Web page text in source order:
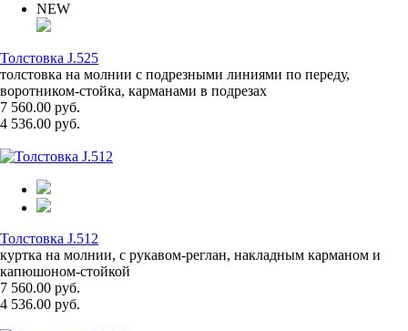
NEW
Толстовка J.525
толстовка на молнии с подрезными линиями по переду,
воротником-стойка, карманами в подрезах
7 560.00 руб.
4 536.00 руб.
Толстовка J.512
куртка на молнии, с рукавом-реглан, накладным карманом и
капюшоном-стойкой
7 560.00 руб.
4 536.00 руб.